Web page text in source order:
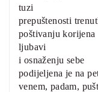
tuzi
prepuštenosti
poštivanju korijena
ljubavi
i osnaženju sebe
podijeljena je na
venem, padam,